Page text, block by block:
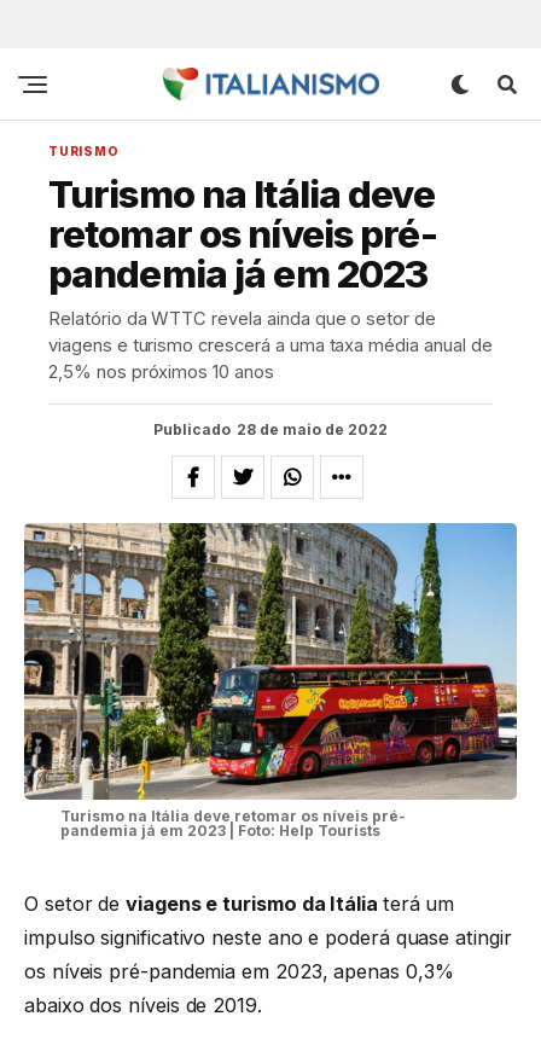
TURISMO
Turismo na Itália deve
retomar os níveis pré-
pandemia já em 2023
Relatório da WTTC revela ainda que o setor de
viagens e turismo crescerá a uma taxa média anual de
2,5% nos próximos 10 anos
Publicado 28 de maio de 2022
Turismo na Itália deve retomar os níveis pré-
pandemia já em 2023 | Foto: Help Tourists
O setor deviagens e turismo da Itália terá um
impulso significativo neste ano e poderá quase atingir
os níveis pré-pandemia em 2023, apenas 0,3%
abaixo dos níveis de 2019.